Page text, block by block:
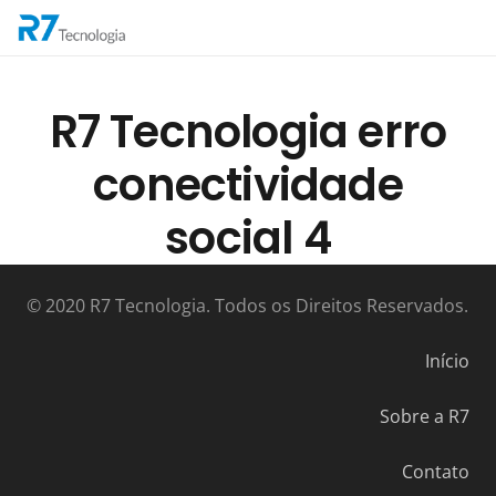
R7 Tecnologia erro
conectividade
social 4
© 2020 R7 Tecnologia. Todos os Direitos Reservados.
Início
Sobre a R7
Contato